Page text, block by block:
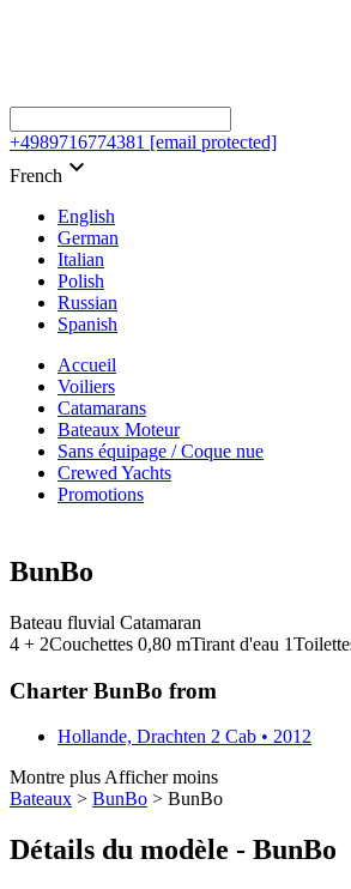
+4989716774381 [email protected]
French keyboard_arrow_down
English
German
Italian
Polish
Russian
Spanish
Accueil
Voiliers
Catamarans
Bateaux Moteur
Sans équipage / Coque nue
Crewed Yachts
Promotions
BunBo
Bateau fluvial Catamaran
4 + 2Couchettes 0,80 mTirant d'eau 1
Charter BunBo from
Hollande, Drachten 2 Cab • 2012
Montre plus Afficher moins
Bateaux > BunBo > BunBo
Détails du modèle - BunBo